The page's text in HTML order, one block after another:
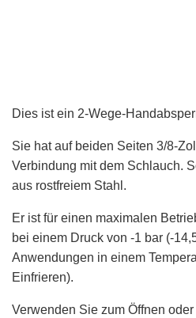
Dies ist ein 2-Wege-
Sie hat auf beiden Seiten 3/8-
Verbindung mit dem Schlauch.
aus rostfreiem Stahl.
Er ist für einen maximalen
bei einem Druck von -1 bar (-
Anwendungen in einem
Einfrieren).
Verwenden Sie zum Öffnen